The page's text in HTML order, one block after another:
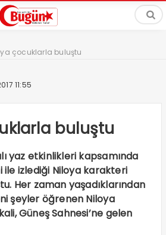
çocuklarla buluştu
11:55
buluştu
yaz etkinlikleri kapsamında
ile izlediği Niloya karakteri
Her zaman yaşadıklarından
şeyler öğrenen Niloya
Güneş Sahnesi’ne gelen